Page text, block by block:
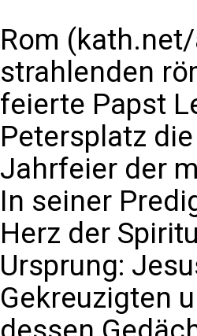
Rom
strahlenden
feierte Papst
Petersplatz
Jahrfeier der
In seiner
Herz der
Ursprung:
Gekreuzigten